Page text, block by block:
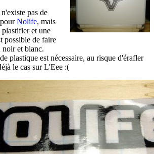
pas de
Nolife, mais
et une
possible de faire
et blanc.
plastique est nécessaire, au risque d'érafler
le cas sur L'Eee :(